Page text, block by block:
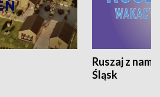
Ruszaj z
Śląsk